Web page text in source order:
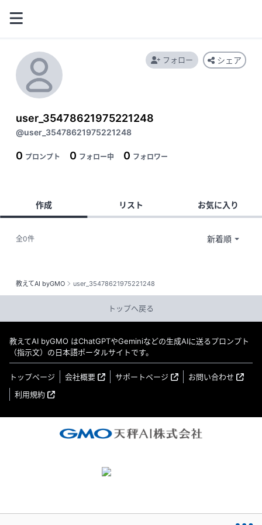
教えてAI byGMO user_35478621975221248
user_35478621975221248
@user_35478621975221248
0 プロンプト 0 フォロー中 0 フォロワー
フォロー シェア
作成 リスト お気に入り
全0件
トップへ戻る
教えてAI byGMO はChatGPTやGeminiなどの生成AIに送るプロンプト
（指示文）の日本語ポータルサイトです。
トップページ 会社概要 サポートページ
お問い合わせ
利用規約